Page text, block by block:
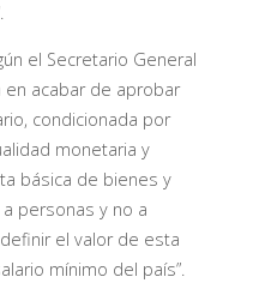
el Secretario General
en acabar de aprobar
condicionada por
monetaria y
básica de bienes y
personas y no a
el valor de esta
mínimo del país”.